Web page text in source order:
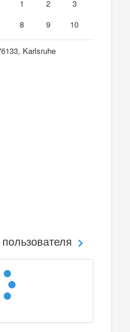
1 2
3
8 9 10
Karlsruhe